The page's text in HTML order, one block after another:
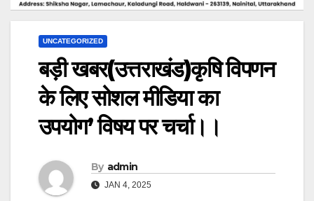
UNCATEGORIZED
बड़ी खबर(उत्तराखंड)कृषि विपणन
के लिए सोशल मीडिया का
उपयोग’ विषय पर चर्चा।।
By admin
JAN 4, 2025